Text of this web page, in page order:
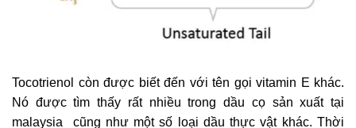
Tocotrienol còn được biết đến với tên gọi vitamin E khác.
Nó được tìm thấy rất nhiều trong dầu cọ sản xuất tại
malaysia cũng như một số loại dầu thực vật khác. Thời